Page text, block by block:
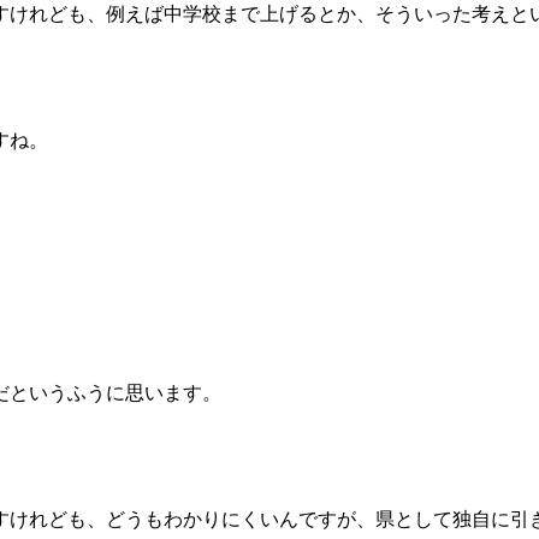
れども、例えば中学校まで上げるとか、そういった考えと
。
いうふうに思います。
ども、どうもわかりにくいんですが、県として独自に引